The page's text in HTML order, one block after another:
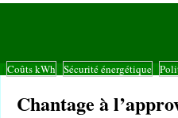
Coûts kWh Sécurité énergétique
Chantage à